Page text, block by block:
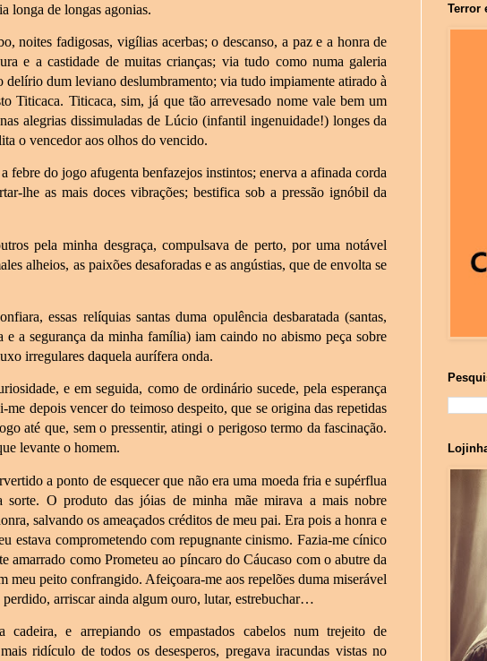
longa de longas agonias.
noites fadigosas, vigílias acerbas; o descanso, a paz e a honra de
e a castidade de muitas crianças; via tudo como numa galeria
delírio dum leviano deslumbramento; via tudo impiamente atirado à
Titicaca. Titicaca, sim, já que tão arrevesado nome vale bem um
alegrias dissimuladas de Lúcio (infantil ingenuidade!) longes da
o vencedor aos olhos do vencido.
febre do jogo afugenta benfazejos instintos; enerva a afinada corda
lhe as mais doces vibrações; bestifica sob a pressão ignóbil da
pela minha desgraça, compulsava de perto, por uma notável
alheios, as paixões desaforadas e as angústias, que de envolta se
essas relíquias santas duma opulência desbaratada (santas,
e a segurança da minha família) iam caindo no abismo peça sobre
irregulares daquela aurífera onda.
e em seguida, como de ordinário sucede, pela esperança
depois vencer do teimoso despeito, que se origina das repetidas
até que, sem o pressentir, atingi o perigoso termo da fascinação.
levante o homem.
a ponto de esquecer que não era uma moeda fria e supérflua
sorte. O produto das jóias de minha mãe mirava a mais nobre
salvando os ameaçados créditos de meu pai. Era pois a honra e
estava comprometendo com repugnante cinismo. Fazia-me cínico
amarrado como Prometeu ao píncaro do Cáucaso com o abutre da
meu peito confrangido. Afeiçoara-me aos repelões duma miserável
perdido, arriscar ainda algum ouro, lutar, estrebuchar…
cadeira, e arrepiando os empastados cabelos num trejeito de
ridículo de todos os desesperos, pregava iracundas vistas no
Terror